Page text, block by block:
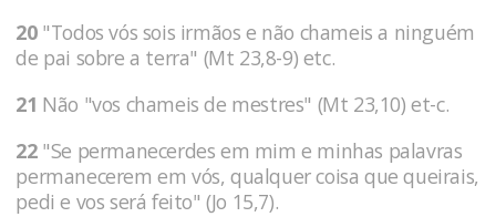
20"Todos vós sois irmãos e não chameis a ninguém
de pai sobre a terra" (Mt 23,8-9) etc.
21 Não "vos chameis de mestres" (Mt 23,10) et-c.
22"Se permanecerdes em mim e minhas palavras
permanecerem em vós, qualquer coisa que queirais,
pedi e vos será feito" (Jo 15,7).